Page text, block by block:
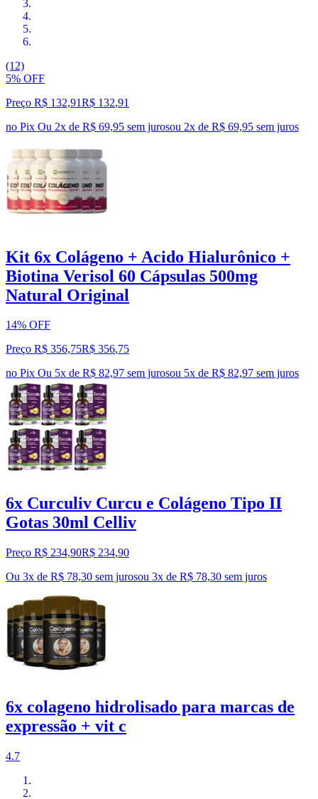
(12)
5% OFF
Preço R$ 132,91R$ 132,91
no Pix Ou 2x de R$ 69,95 sem jurosou 2x de R$ 69,95 sem juros
Kit 6x Colágeno + Acido Hialurônico +
Biotina Verisol 60 Cápsulas 500mg
Natural Original
14% OFF
Preço R$ 356,75R$ 356,75
no Pix Ou 5x de R$ 82,97 sem jurosou 5x de R$ 82,97 sem juros
6x Curculiv Curcu e Colágeno Tipo II
Gotas 30ml Celliv
Preço R$ 234,90R$ 234,90
Ou 3x de R$ 78,30 sem jurosou 3x de R$ 78,30 sem juros
6x colageno hidrolisado para marcas de
expressão + vit c
4.7